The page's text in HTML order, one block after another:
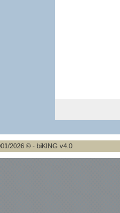
2026 © - biKING v4.0